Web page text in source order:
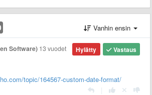
Vanhin ensin
Vastaus
Hylätty
Software) 13 vuodet
topic/164567-custom-date-format/